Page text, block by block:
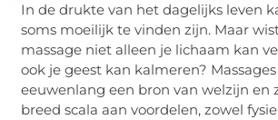
In de drukte van het dagelijks leven
soms moeilijk te vinden zijn. Maar
massage niet alleen je lichaam kan
ook je geest kan kalmeren?
eeuwenlang een bron van welzijn en
breed scala aan voordelen, zowel